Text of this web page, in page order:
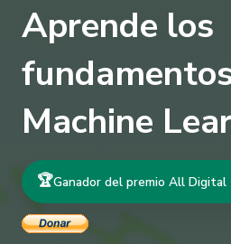
Aprende los
Machine
🏆Ganador del premio All Digital